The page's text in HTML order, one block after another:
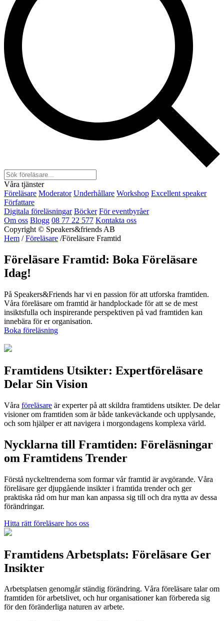
Våra tjänster
Föreläsare Moderator Underhållare Workshop Excellent speaker
Författare
Digitala föreläsningar Böcker För eventbyråer
Om oss Blogg 08 77 22 577 Kontakta oss
Copyright © Speakers&friends AB
Hem /Föreläsare /Föreläsare Framtid
Föreläsare Framtid: Boka Föreläsare
Idag!
På Speakers&Friends har vi en passion för att utforska framtiden.
Våra föreläsare om framtid är handplockade för att se de mest
insiktsfulla och inspirerande perspektiven på vad framtiden kan
innebära för er organisation.
Boka föreläsning
Framtidens Utsikter: Expertföreläsare
Delar Sin Vision
Våra föreläsare är experter på att skildra framtidens utsikter. De delar
visioner om framtiden som är både tankeväckande och upplysande,
och som hjälper er att navigera i morgondagens komplexa värld.
Nycklarna till Framtiden: Föreläsningar
om Framtidens Trender
Förstå nyckeltrenderna som formar vår framtid är avgörande. Våra
föreläsare ger djupgående insikter i framtida trender och ger
praktiska råd om hur man kan anpassa sig till och dra nytta av dessa
förändringar.
Hitta rätt föreläsare hos oss
Framtidens Arbetsplats: Föreläsare Ger
Insikter
Arbetsplatsen genomgår ständig förändring. Våra föreläsare talar om
framtiden för arbetslivet, och hur organisationer kan förbereda sig
för den föränderliga naturen av arbete.